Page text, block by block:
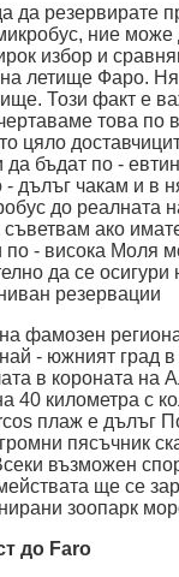
да резервирате
ние може
избор и
летище Фаро.
Този факт е
това по
цяло
да бъдат по -
- дълъг чакам и в
до реалната
ако
по - висока Моля
да се осигури
резервации
фамозен
- южният град
в короната на
40 километра с
плаж е дълъг
пясъчник
възможен
ще се
зоопарк
до Faro